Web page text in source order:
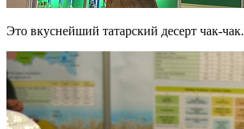
Это вкуснейший татарский десерт чак-чак.